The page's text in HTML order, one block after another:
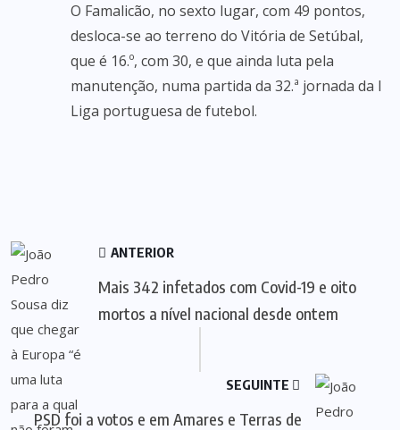
O Famalicão, no sexto lugar, com 49 pontos,
desloca-se ao terreno do Vitória de Setúbal,
que é 16.º, com 30, e que ainda luta pela
manutenção, numa partida da 32.ª jornada da I
Liga portuguesa de futebol.
ANTERIOR
Mais 342 infetados com Covid-19 e oito
mortos a nível nacional desde ontem
SEGUINTE
PSD foi a votos e em Amares e Terras de